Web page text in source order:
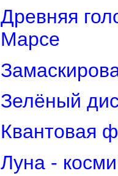
Древняя
Марсе
Зелёный
Квантовая
Луна -